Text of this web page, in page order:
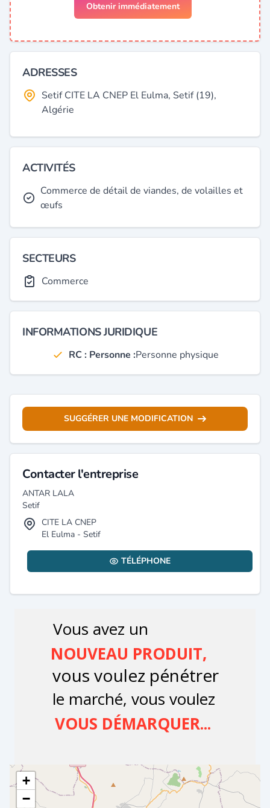
Obtenir immédiatement
ADRESSES
Setif CITE LA CNEP El Eulma, Setif (19),
Algérie
ACTIVITÉS
Commerce de détail de viandes, de volailles et
œufs
SECTEURS
Commerce
INFORMATIONS JURIDIQUE
RC : Personne :Personne physique
SUGGÉRER UNE MODIFICATION
Contacter l'entreprise
ANTAR LALA
Setif
CITE LA CNEP
El Eulma - Setif
TÉLÉPHONE
+
−